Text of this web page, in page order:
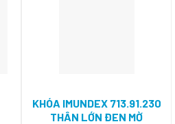
KHÓA IMUNDEX 713.91.230
THÂN LỚN ĐEN MỜ